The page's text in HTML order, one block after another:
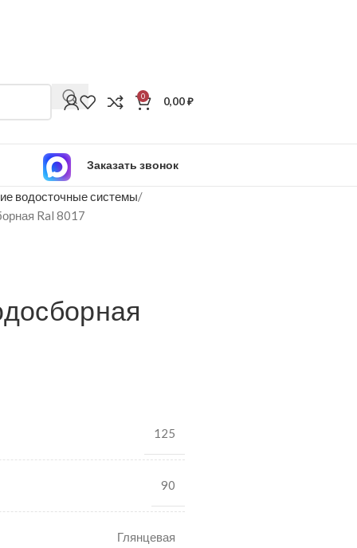
0 0,00₽
Заказать звонок
водосточные системы
Ral 8017
125
90
Глянцевая